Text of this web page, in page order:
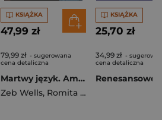
KSIĄŻKA
47,99 zł
79,99 zł - sugerowana
cena detaliczna
Martwy język. Amazing Spider-Man. Tom 6. Część 2
Zeb Wells, Romita John Jr.
KSIĄŻKA
25,70 zł
34,99 zł -
cena detaliczna